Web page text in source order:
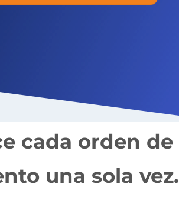
cada orden de
una sola vez.